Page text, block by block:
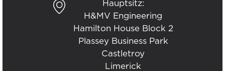
Hauptsitz:
H&MV Engineering
Hamilton House Block 2
Plassey Business Park
Castletroy
Limerick